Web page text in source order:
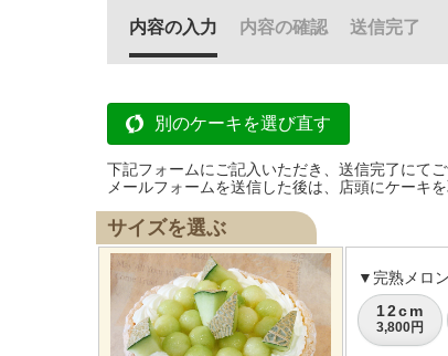
内容の入力 内容の確認 送信完了
別のケーキを選び直す
下記フォームにご記入いただき、送信完了にてご
メールフォームを送信した後は、店頭にケーキを
サイズを選ぶ
▼完熟メロ
12cm
3,800円